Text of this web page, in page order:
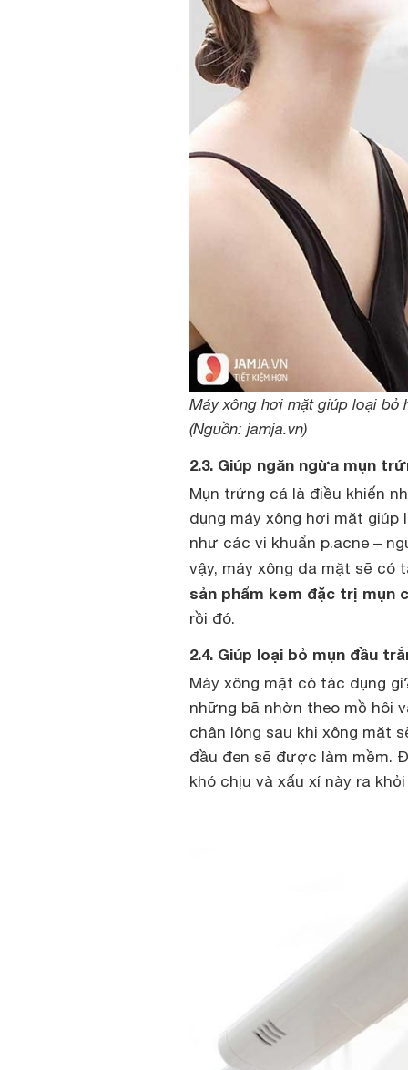
Máy xông hơi mặt giúp loại bỏ
(Nguồn: jamja.vn)
2.3. Giúp ngăn ngừa mụn
Mụn trứng cá là điều khiến
dụng máy xông hơi mặt giúp
như các vi khuẩn p.acne –
vậy, máy xông da mặt sẽ
sản phẩm kem đặc trị mụn
rồi đó.
2.4. Giúp loại bỏ mụn đầu
Máy xông mặt có tác dụng
những bã nhờn theo mồ hôi
chân lông sau khi xông mặt
đầu đen sẽ được làm mềm.
khó chịu và xấu xí này ra